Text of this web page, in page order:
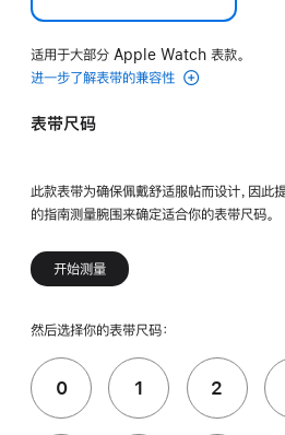
适用于大部分 Apple Watch 表款。
进一步了解表带的兼容性
表带尺码
此款表带为确保佩戴舒适服帖而设计，因此
的指南测量腕围来确定适合你的表带尺码。
开始测量
然后选择你的表带尺码：
0 1 2